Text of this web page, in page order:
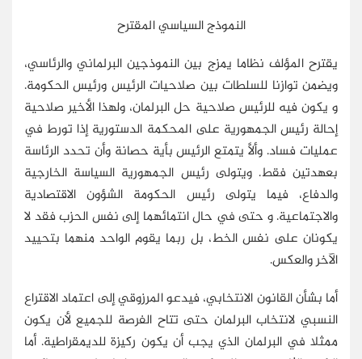
النموذج السياسي المقترح
يقترح المؤلف نظاما يمزج بين النموذجين البرلماني والرئاسي،
ويضمن توازنا للسلطات بين صلاحيات الرئيس ورئيس الحكومة.
و يكون فيه للرئيس صلاحية حل البرلمان، ولهذا الأخير صلاحية
إحالة رئيس الجمهورية على المحكمة الدستورية إذا تورط في
عمليات فساد. وألاَّ يتمتع الرئيس بأية حصانة وأن تحدد الرئاسة
بعهدتين فقط. ويتولى رئيس الجمهورية السياسة الخارجية
والدفاع، فيما يتولى رئيس الحكومة الشؤون الاقتصادية
والاجتماعية. و حتى في حال انتمائهما إلى نفس الحزب فقد لا
يكونان على نفس الخط، بل ربما يقوم الواحد منهما بتحييد
الآخر والعكس.
أما بشأن القانون الانتخابي، فيدعو المرزوقي إلى اعتماد الاقتراع
النسبي لانتخاب البرلمان حتى تتاح الفرصة للجميع لأن يكون
ممثلا في البرلمان الذي يجب أن يكون ركيزة للديمقراطية. أما